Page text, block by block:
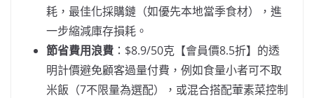
耗，最佳化採購鏈（如優先本地當季食材），進
一步縮減庫存損耗。
節省費用浪費 ：$8.9/50克【會員價8.5折】的透
明計價避免顧客過量付費，例如食量小者可不取
米飯（7不限量為選配），或混合搭配葷素菜控制